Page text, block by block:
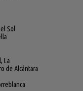
Sol
La
de Alcántara